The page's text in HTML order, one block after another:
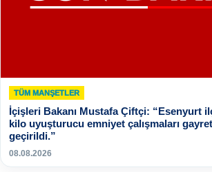
TÜM MANŞETLER
İçişleri Bakanı Mustafa Çiftçi: “Esenyurt
kilo uyuşturucu emniyet çalışmaları
geçirildi.”
08.08.2026